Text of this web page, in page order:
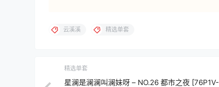
云溪溪 精选单套
精选单套
星澜是澜澜叫澜妹呀 – NO.26 都市之夜 [76P1V-